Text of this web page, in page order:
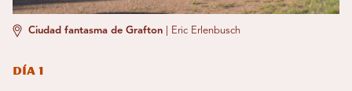
Ciudad fantasma de Grafton Eric Erlenbusch
Día 1